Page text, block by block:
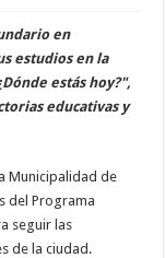
en
estudios en la
estás hoy?",
educativas y
Municipalidad de
del Programa
seguir las
de la ciudad.